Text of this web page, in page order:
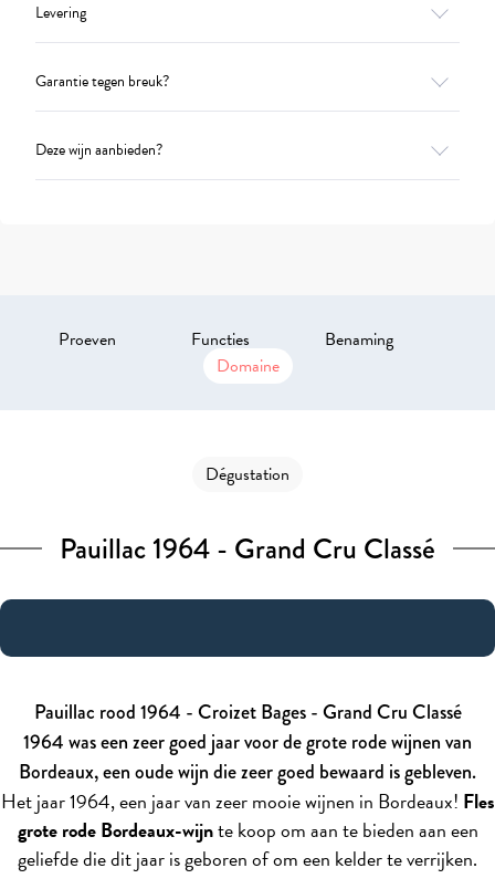
Levering
Garantie tegen breuk?
Deze wijn aanbieden?
Proeven Functies
Benaming
Domaine
Dégustation
Pauillac 1964 - Grand Cru Classé
Pauillac rood 1964 - Croizet Bages - Grand Cru Classé
1964 was een zeer goed jaar voor de grote rode wijnen van
Bordeaux, een oude wijn die zeer goed bewaard is gebleven.
Het jaar 1964, een jaar van zeer mooie wijnen in Bordeaux! Fles
grote rode Bordeaux-wijnte koop omaan te bieden aan een
geliefde die dit jaar is geboren of om een kelder te verrijken.